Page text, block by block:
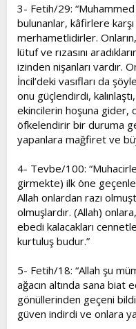
3- Fetih/29: “Muhammed
bulunanlar, kâfirlere
merhametlidirler.
lütuf ve rızasını
izinden nişanları vardır.
İncil’deki vasıfları da
onu güçlendirdi,
ekincilerin hoşuna gider,
öfkelendirir bir duruma
yapanlara mağfiret ve
4- Tevbe/100:
girmekte) ilk öne
Allah onlardan razı
olmuşlardır. (Allah)
ebedi kalacakları
kurtuluş budur.”
5- Fetih/18: “Allah şu
ağacın altında sana biat
gönüllerinden geçeni
güven indirdi ve onlara